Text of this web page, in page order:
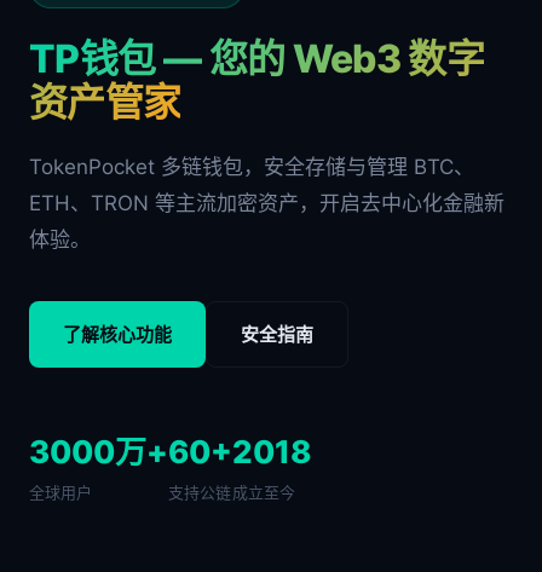
TP钱包 — 您的 Web3 数字
资产管家
TokenPocket 多链钱包，安全存储与管理 BTC、
ETH、TRON 等主流加密资产，开启去中心化金融新
体验。
了解核心功能 安全指南
3000万+
全球用户
60+
支持公链
2018
成立至今